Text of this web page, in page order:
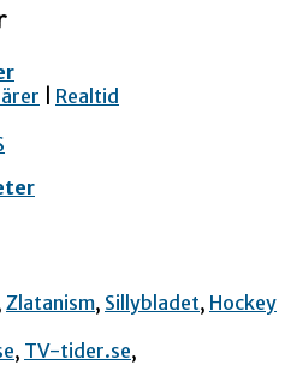
Realtid
Zlatanism, Sillybladet, Hockey
, TV-tider.se,